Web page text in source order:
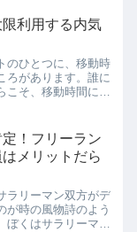
居るはずだ。 申し
考えて...
利用する内気
のひとつに、移動時
ろがあります。誰に
こそ、移動時間に何
、そのヒントをお
1.移...
！フリーラン
メリットだら
ラリーマン双方がデ
が時の風物詩のよう
ぼくはサラリーマン